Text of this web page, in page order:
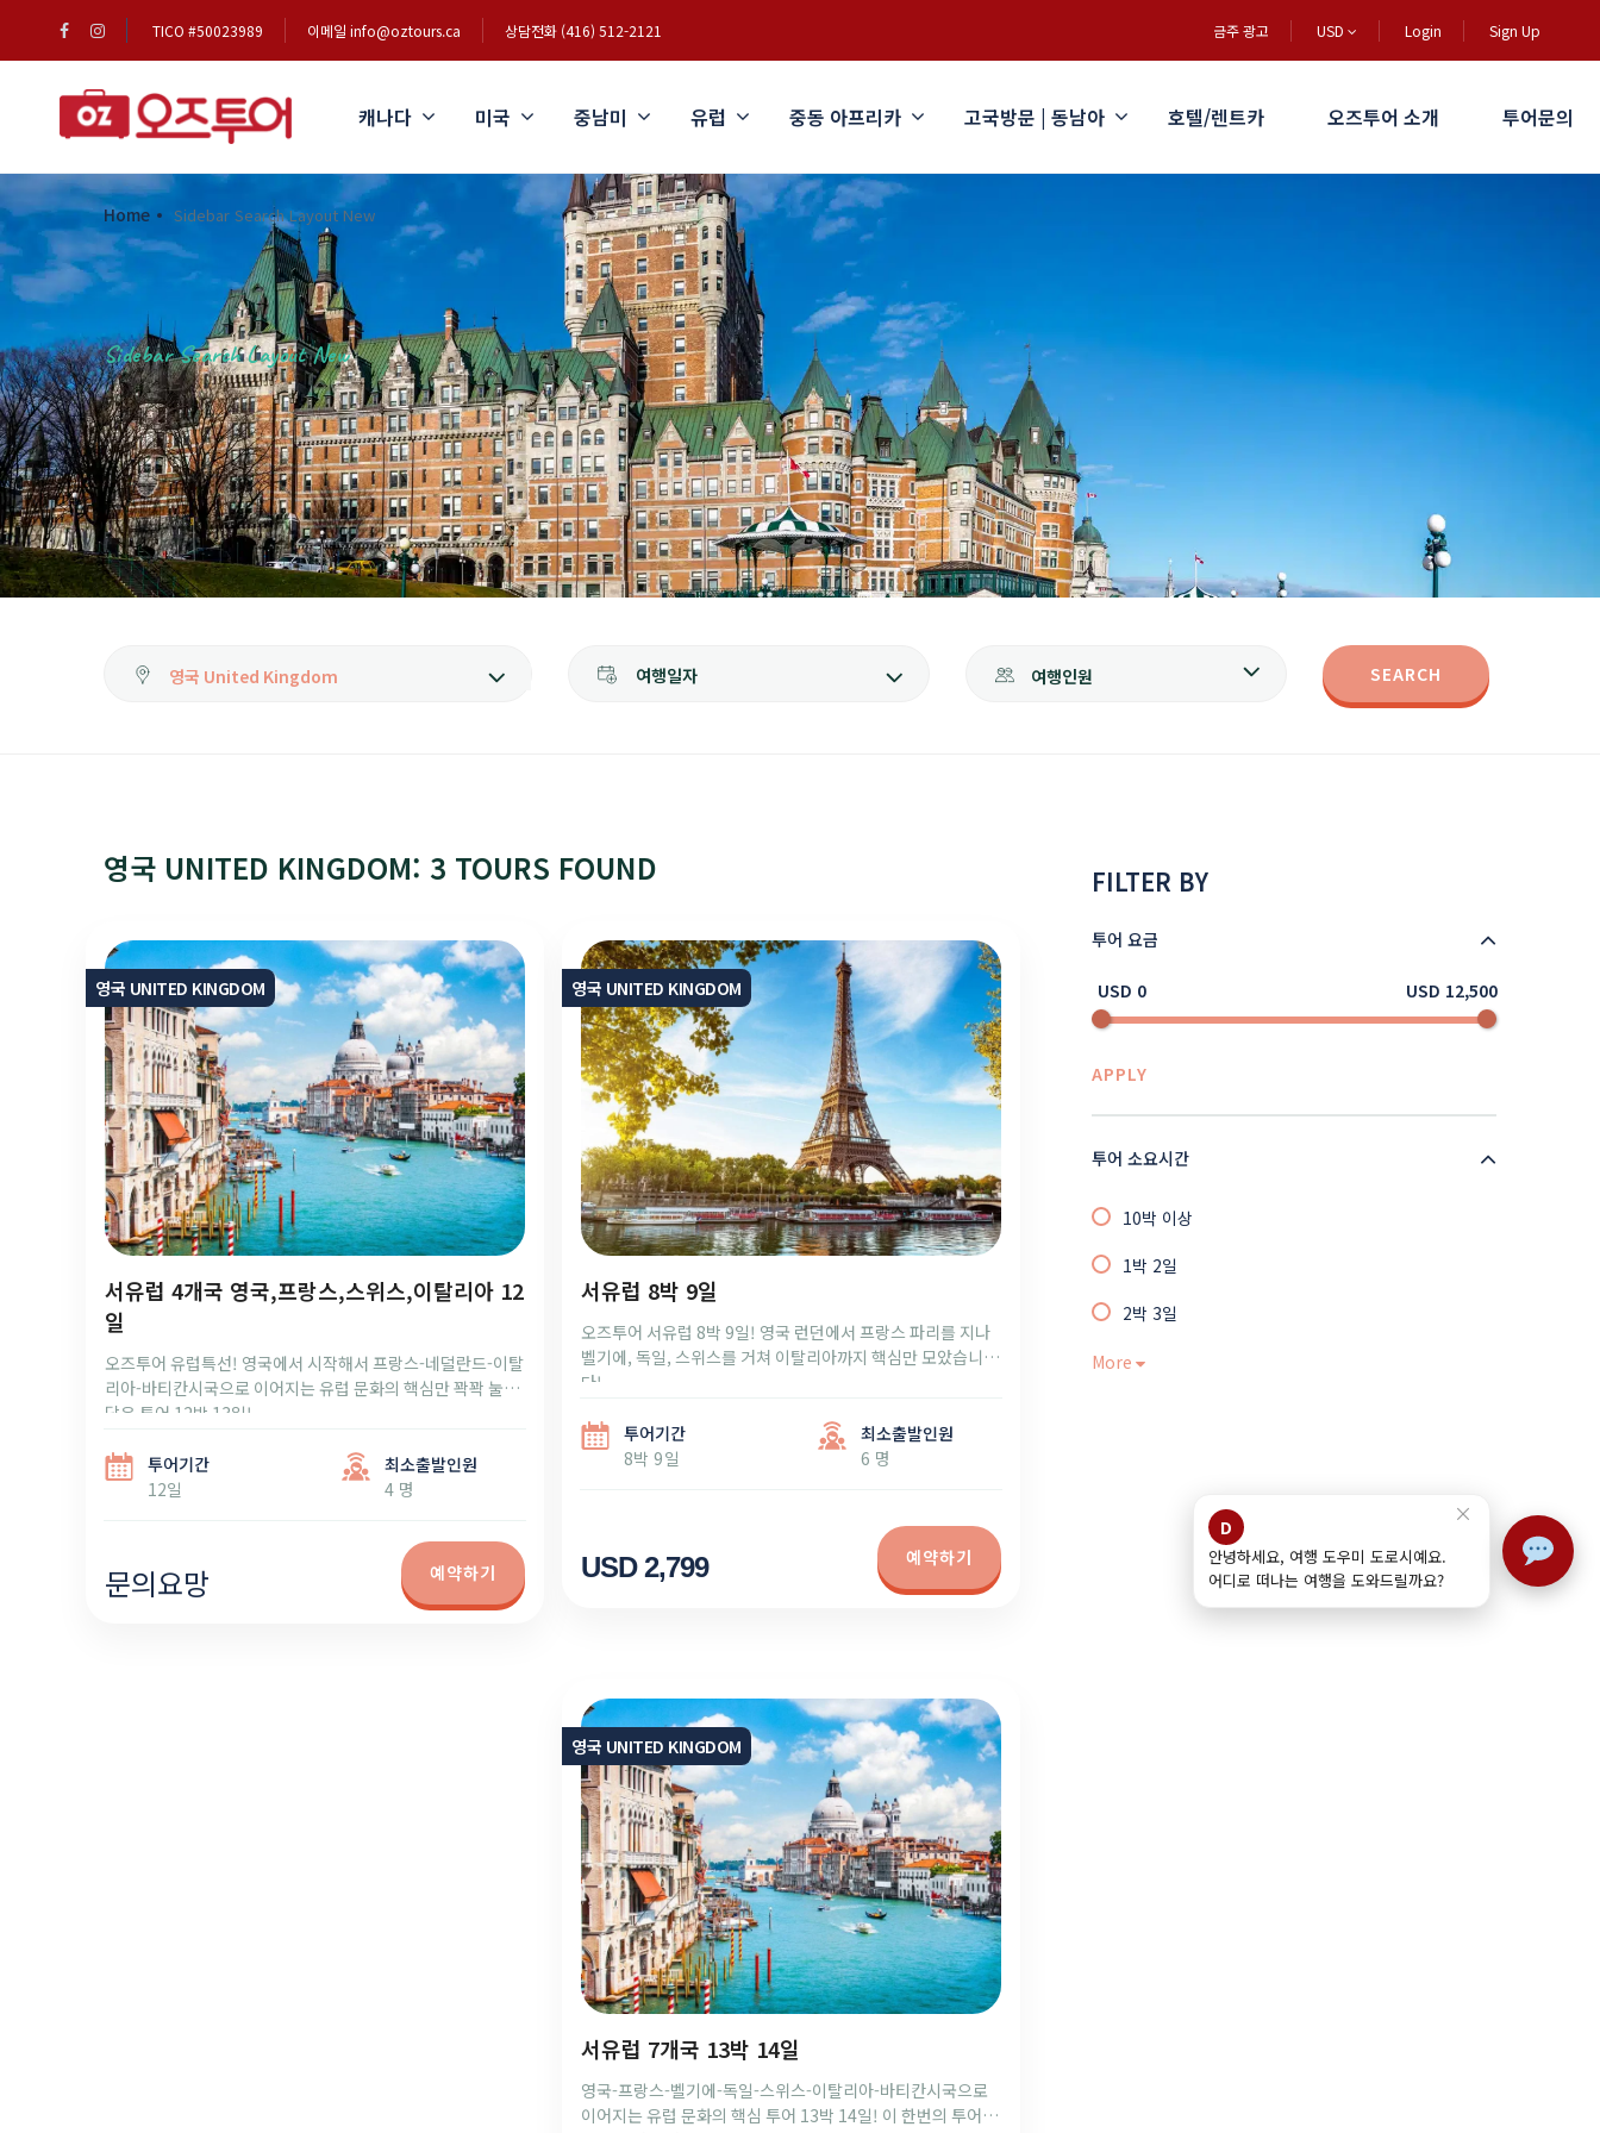
TICO #50023989 이메일 info@oztours.ca 상담전화 (416) 512-2121 금주 광고 USD Login Sign Up
캐나다 미국 중남미 유럽 중동 아프리카 고국방문 | 동남아 호텔/렌트카 오즈투어 소개 투어문의
Sidebar Search Layout New
Home Sidebar Search Layout New
여행일자 여행인원 SEARCH
영국 UNITED KINGDOM: 3 TOURS FOUND
영국 UNITED KINGDOM
서유럽 4개국 영국,프랑스,스위스,이탈리아 12
일
오즈투어 유럽특선! 영국에서 시작해서 프랑스-네덜란드-이탈
리아-바티칸시국으로 이어지는 유럽 문화의 핵심만 꽉꽉 눌러
담은 투어 12박 13일!
문의요망 예약하기
투어기간
12일
최소출발인원
4 명
영국 UNITED KINGDOM
서유럽 8박 9일
오즈투어 서유럽 8박 9일! 영국 런던에서 프랑스 파리를 지나
벨기에, 독일, 스위스를 거쳐 이탈리아까지 핵심만 모았습니
다!
USD 2,799 예약하기
투어기간
8박 9일
최소출발인원
6 명
영국 UNITED KINGDOM
서유럽 7개국 13박 14일
영국-프랑스-벨기에-독일-스위스-이탈리아-바티칸시국으로
이어지는 유럽 문화의 핵심 투어 13박 14일! 이 한번의 투어로
FILTER BY
투어 요금
USD 0 USD 12,500
APPLY
투어 소요시간
10박 이상
1박 2일
2박 3일
More
D
안녕하세요, 여행 도우미 도로시예요.
어디로 떠나는 여행을 도와드릴까요?
×